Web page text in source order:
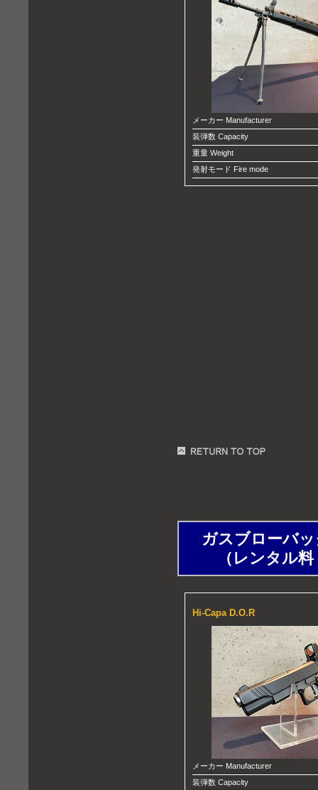
メーカー Manufacturer
装弾数 Capacity
重量 Weight
発射モード Fire mode
ガスブローバ
（レンタル料
Hi-Capa D.O.R
メーカー Manufacturer
装弾数 Capacity